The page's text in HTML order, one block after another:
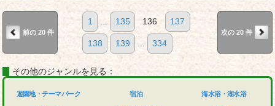
前の 20 件
1 ... 135 136 137
138 139 ... 334
次の 20 件
その他のジャンルを見る：
遊園地・テーマパーク 宿泊 海水浴・湖水浴